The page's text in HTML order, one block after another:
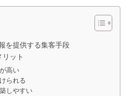
を提供する集客手段
ット
高い
られる
しやすい